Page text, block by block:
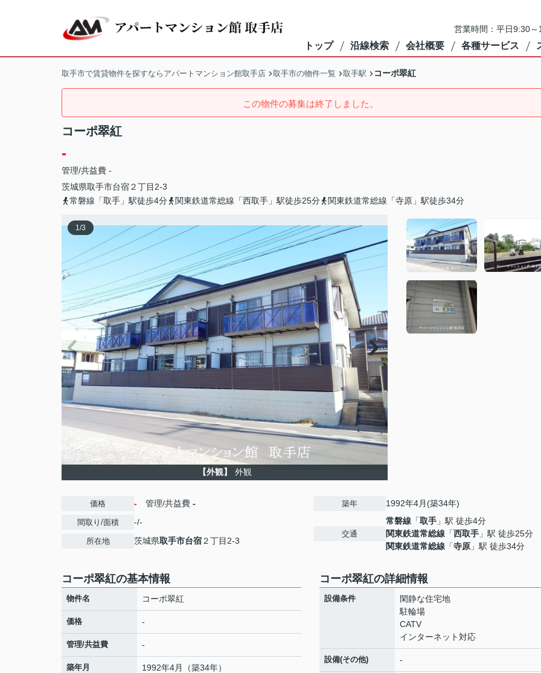
営業時間：平日9:30
トップ 沿線検索 会社概要 各種サービス
取手市で賃貸物件を探すならアパートマンション館取手店 取手市の物件一覧 取手駅 コーポ翠紅
この物件の募集は終了しました。
コーポ翠紅
-
管理/共益費 -
茨城県取手市台宿２丁目2-3
常磐線「取手」駅徒歩4分
関東鉄道常総線「西取手」駅徒歩25分 関東鉄道常総線「寺原」駅徒歩34分
1/3
【外観】 外観
価格 - 管理/共益費 -
間取り/面積 -/-
所在地 茨城県取手市台宿２丁目2-3
築年 1992年4月(築34年)
交通
常磐線 「取手 」駅 徒歩4分
関東鉄道常総線 「西取手 」駅 徒歩25分
関東鉄道常総線 「寺原 」駅 徒歩34分
コーポ翠紅の基本情報
物件名 コーポ翠紅
価格 -
管理/共益費 -
築年月 1992年4月（築34年）
コーポ翠紅の詳細情報
設備条件
閑静な住宅地
駐輪場
CATV
インターネット対応
設備(その他) -